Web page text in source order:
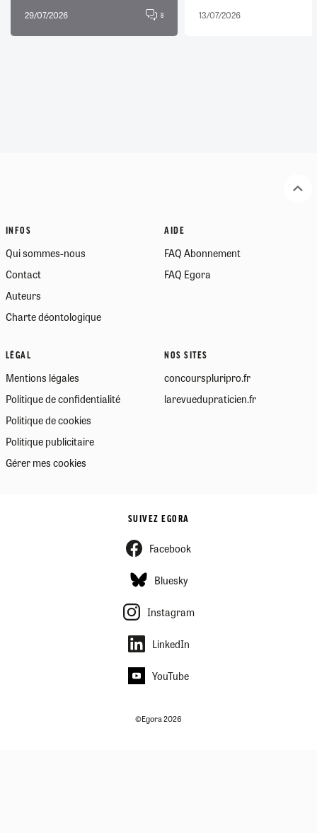
29/07/2026 8 13/07/2026
INFOS
Qui sommes-nous
Contact
Auteurs
Charte déontologique
AIDE
FAQ Abonnement
FAQ Egora
LÉGAL
Mentions légales
Politique de confidentialité
Politique de cookies
Politique publicitaire
Gérer mes cookies
NOS SITES
concourspluripro.fr
larevuedupraticien.fr
SUIVEZ EGORA
Facebook
Bluesky
Instagram
LinkedIn
YouTube
©Egora 2026